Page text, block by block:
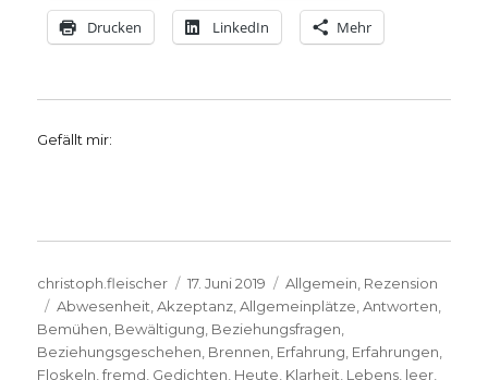
Drucken LinkedIn Mehr
Gefällt mir:
Autor
christoph.fleischer
Veröffentlicht
am
17. Juni 2019 Kategorien
Allgemein Rezension
Schlagwörter
Abwesenheit ,Akzeptanz ,Allgemeinplätze ,Antworten
Bemühen Bewältigung Beziehungsfragen
Beziehungsgeschehen Brennen Erfahrung Erfahrungen
Floskeln ,fremd Gedichten Heute Klarheit Lebens leer